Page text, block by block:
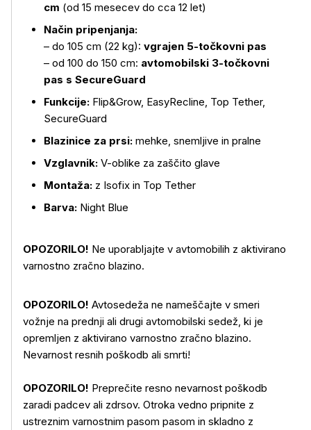
cm (od 15 mesecev do cca 12 let)
Način pripenjanja:
– do 105 cm (22 kg): vgrajen 5-točkovni pas
– od 100 do 150 cm: avtomobilski 3-točkovni
pas s SecureGuard
Funkcije: Flip&Grow, EasyRecline, Top Tether,
SecureGuard
Blazinice za prsi: mehke, snemljive in pralne
Vzglavnik: V-oblike za zaščito glave
Montaža: z Isofix in Top Tether
Barva: Night Blue
OPOZORILO! Ne uporabljajte v avtomobilih z aktivirano
varnostno zračno blazino.
OPOZORILO! Avtosedeža ne nameščajte v smeri
vožnje na prednji ali drugi avtomobilski sedež, ki je
opremljen z aktivirano varnostno zračno blazino.
Nevarnost resnih poškodb ali smrti!
OPOZORILO! Preprečite resno nevarnost poškodb
zaradi padcev ali zdrsov. Otroka vedno pripnite z
ustreznim varnostnim pasom pasom in skladno z